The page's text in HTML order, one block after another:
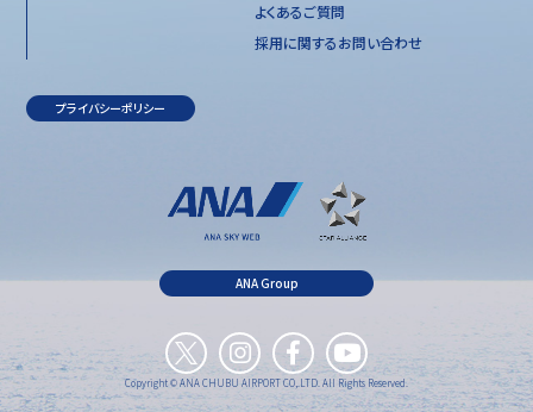
よくあるご質問
採用に関するお問い合わせ
プライバシーポリシー
ANA Group
Copyright © ANA CHUBU AIRPORT CO,.LTD. All Rights Reserved.